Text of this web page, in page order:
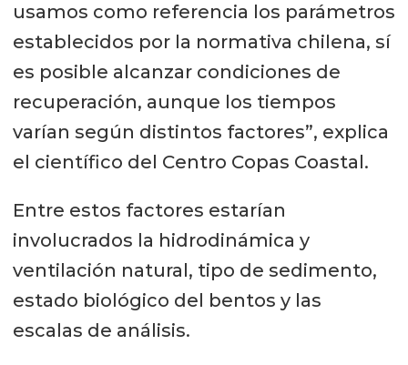
usamos como referencia los parámetros
establecidos por la normativa chilena, sí
es posible alcanzar condiciones de
recuperación, aunque los tiempos
varían según distintos factores”, explica
el científico del Centro Copas Coastal.
Entre estos factores estarían
involucrados la hidrodinámica y
ventilación natural, tipo de sedimento,
estado biológico del bentos y las
escalas de análisis.